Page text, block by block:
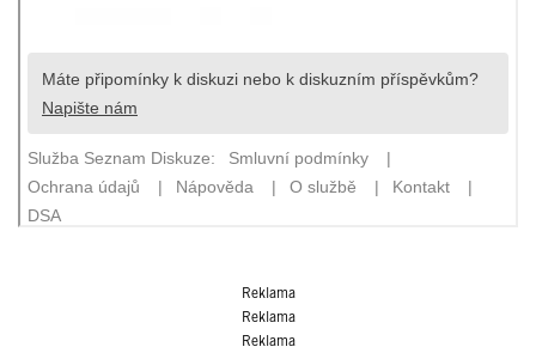
Reklama
Reklama
Reklama